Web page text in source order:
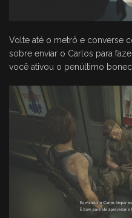
Volte até o metrô e converse
sobre enviar o Carlos para
você ativou o penúltimo